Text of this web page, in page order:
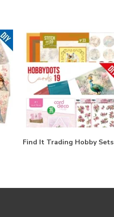
Find It Trading Hobby Sets